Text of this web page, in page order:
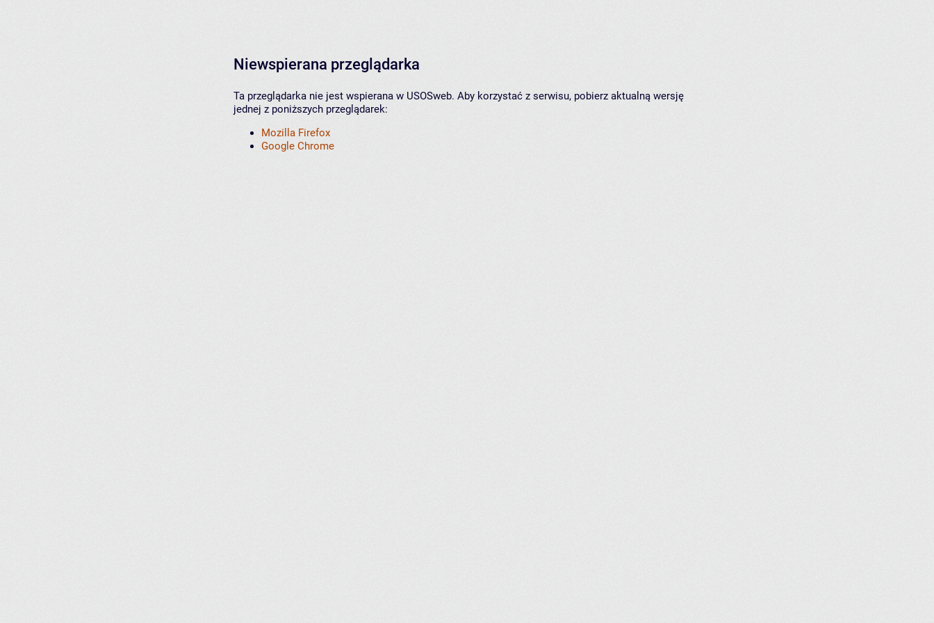
Niewspierana przeglądarka
Ta przeglądarka nie jest wspierana w USOSweb. Aby korzystać z serwisu, pobierz aktualną wersję
jednej z poniższych przeglądarek:
Mozilla Firefox
Google Chrome